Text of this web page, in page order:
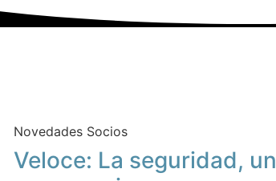
Novedades Socios
Veloce: La seguridad, un